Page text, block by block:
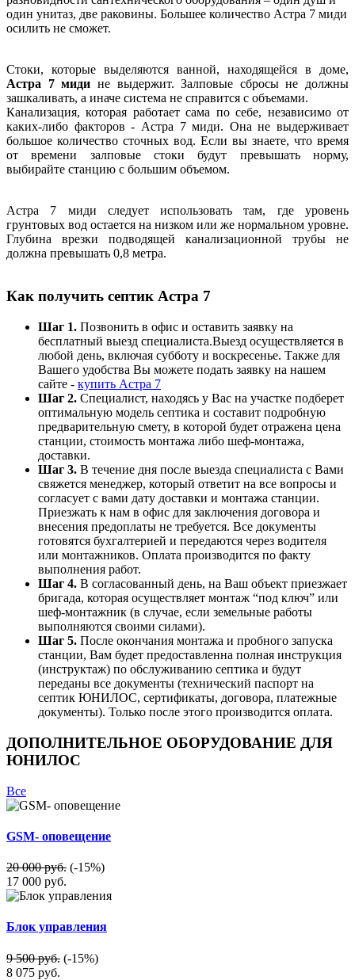
один унитаз, две раковины. Большее количество Астра 7 миди
осилить не сможет.
Стоки, которые выделяются ванной, находящейся в доме,
Астра 7 миди не выдержит. Залповые сбросы не должны
зашкаливать, а иначе система не справится с объемами.
Канализация, которая работает сама по себе, независимо от
каких-либо факторов - Астра 7 миди. Она не выдерживает
большое количество сточных вод. Если вы знаете, что время
от времени залповые стоки будут превышать норму,
выбирайте станцию с большим объемом.
Астра 7 миди следует использовать там, где уровень
грунтовых вод остается на низком или же нормальном уровне.
Глубина врезки подводящей канализационной трубы не
должна превышать 0,8 метра.
Как получить септик Астра 7
Шаг 1. Позвонить в офис и оставить заявку на
бесплатный выезд специалиста.Выезд осуществляется в
любой день, включая субботу и воскресенье. Также для
Вашего удобства Вы можете подать заявку на нашем
сайте - купить Астра 7
Шаг 2. Специалист, находясь у Вас на участке подберет
оптимальную модель септика и составит подробную
предварительную смету, в которой будет отражена цена
станции, стоимость монтажа либо шеф-монтажа,
доставки.
Шаг 3. В течение дня после выезда специалиста с Вами
свяжется менеджер, который ответит на все вопросы и
согласует с вами дату доставки и монтажа станции.
Приезжать к нам в офис для заключения договора и
внесения предоплаты не требуется. Все документы
готовятся бухгалтерией и передаются через водителя
или монтажников. Оплата производится по факту
выполнения работ.
Шаг 4. В согласованный день, на Ваш объект приезжает
бригада, которая осуществляет монтаж “под ключ” или
шеф-монтажник (в случае, если земельные работы
выполняются своими силами).
Шаг 5. После окончания монтажа и пробного запуска
станции, Вам будет предоставленна полная инструкция
(инструктаж) по обслуживанию септика и будут
переданы все документы (технический паспорт на
септик ЮНИЛОС, сертификаты, договора, платежные
документы). Только после этого производится оплата.
ДОПОЛНИТЕЛЬНОЕ ОБОРУДОВАНИЕ ДЛЯ
ЮНИЛОС
Все
GSM- оповещение
20 000 руб. (-15%)
17 000 руб.
Блок управления
9 500 руб. (-15%)
8 075 руб.